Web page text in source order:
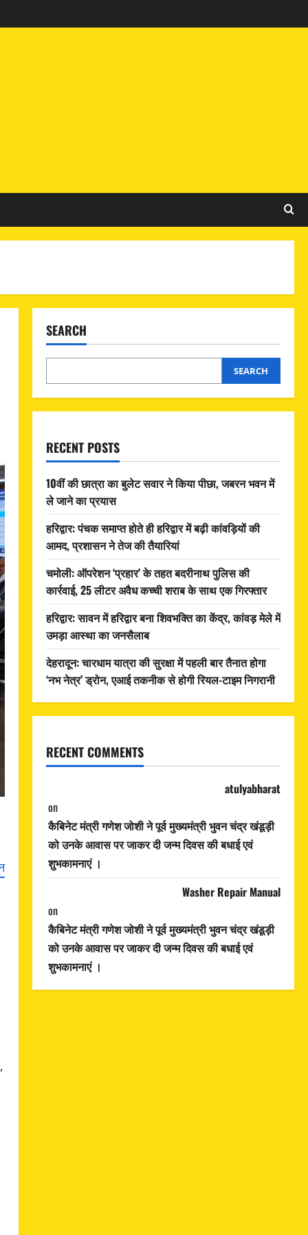
SEARCH
SEARCH
RECENT POSTS
10वीं की छात्रा का बुलेट सवार ने किया पीछा, जबरन भवन में
ले जाने का प्रयास
हरिद्वार: पंचक समाप्त होते ही हरिद्वार में बढ़ी कांवड़ियों की
आमद, प्रशासन ने तेज की तैयारियां
चमोली: ऑपरेशन ‘प्रहार’ के तहत बदरीनाथ पुलिस की
कार्रवाई, 25 लीटर अवैध कच्ची शराब के साथ एक गिरफ्तार
हरिद्वार: सावन में हरिद्वार बना शिवभक्ति का केंद्र, कांवड़ मेले में
उमड़ा आस्था का जनसैलाब
देहरादून: चारधाम यात्रा की सुरक्षा में पहली बार तैनात होगा
‘नभ नेत्र’ ड्रोन, एआई तकनीक से होगी रियल-टाइम निगरानी
RECENT COMMENTS
atulyabharat
on
कैबिनेट मंत्री गणेश जोशी ने पूर्व मुख्यमंत्री भुवन चंद्र खंडूड़ी
को उनके आवास पर जाकर दी जन्म दिवस की बधाई एवं
शुभकामनाएं ।
Washer Repair Manual
on
कैबिनेट मंत्री गणेश जोशी ने पूर्व मुख्यमंत्री भुवन चंद्र खंडूड़ी
को उनके आवास पर जाकर दी जन्म दिवस की बधाई एवं
शुभकामनाएं ।